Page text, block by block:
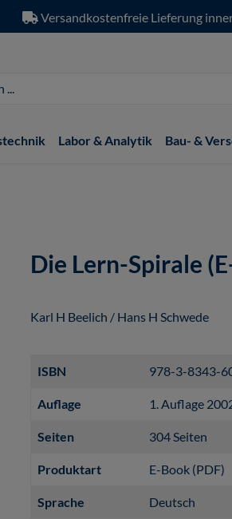
Versandkostenfreie Lieferung
Labor & Analytik Bau- &
Die Lern-Spirale
Karl H Beelich / Hans H Schwede
ISBN 978-3-8343-
Auflage 1. Auflage
Seiten 304 Seiten
Produktart E-Book (PDF)
Sprache Deutsch